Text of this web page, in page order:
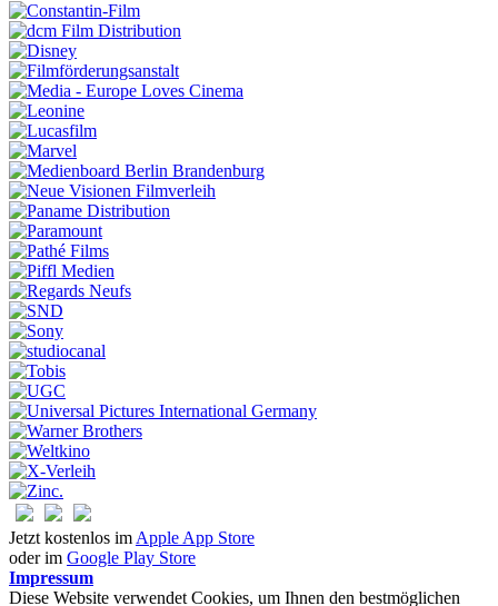
Jetzt kostenlos im Apple App Store
oder im Google Play Store
Impressum
Diese Website verwendet Cookies, um Ihnen den bestmöglichen